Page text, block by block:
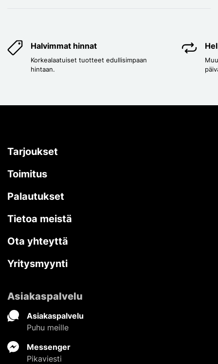
Halvimmat hinnat
Korkealaatuiset tuotteet edullisimpaan
hintaan.
Tarjoukset
Toimitus
Palautukset
Tietoa meistä
Ota yhteyttä
Yritysmyynti
Asiakaspalvelu
Asiakaspalvelu
Puhu meille
Messenger
Pikaviesti